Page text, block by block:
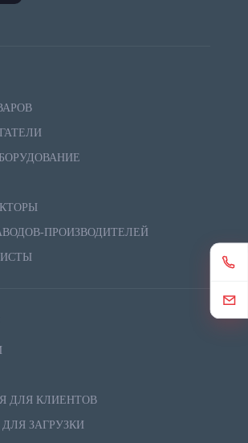
ПРОИЗВОДИТЕЛЕЙ
ДЛЯ КЛИЕНТОВ
ЗАГРУЗКИ